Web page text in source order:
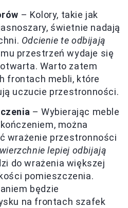
– Kolory, takie jak
świetnie nadają
Odcienie te odbijają
przestrzeń wydaje się
Warto zatem
frontach mebli, które
uczucie przestronności.
– Wybierając meble
można
wrażenie przestronności
lepiej odbijają
do wrażenia większej
pomieszczenia.
będzie
na frontach szafek